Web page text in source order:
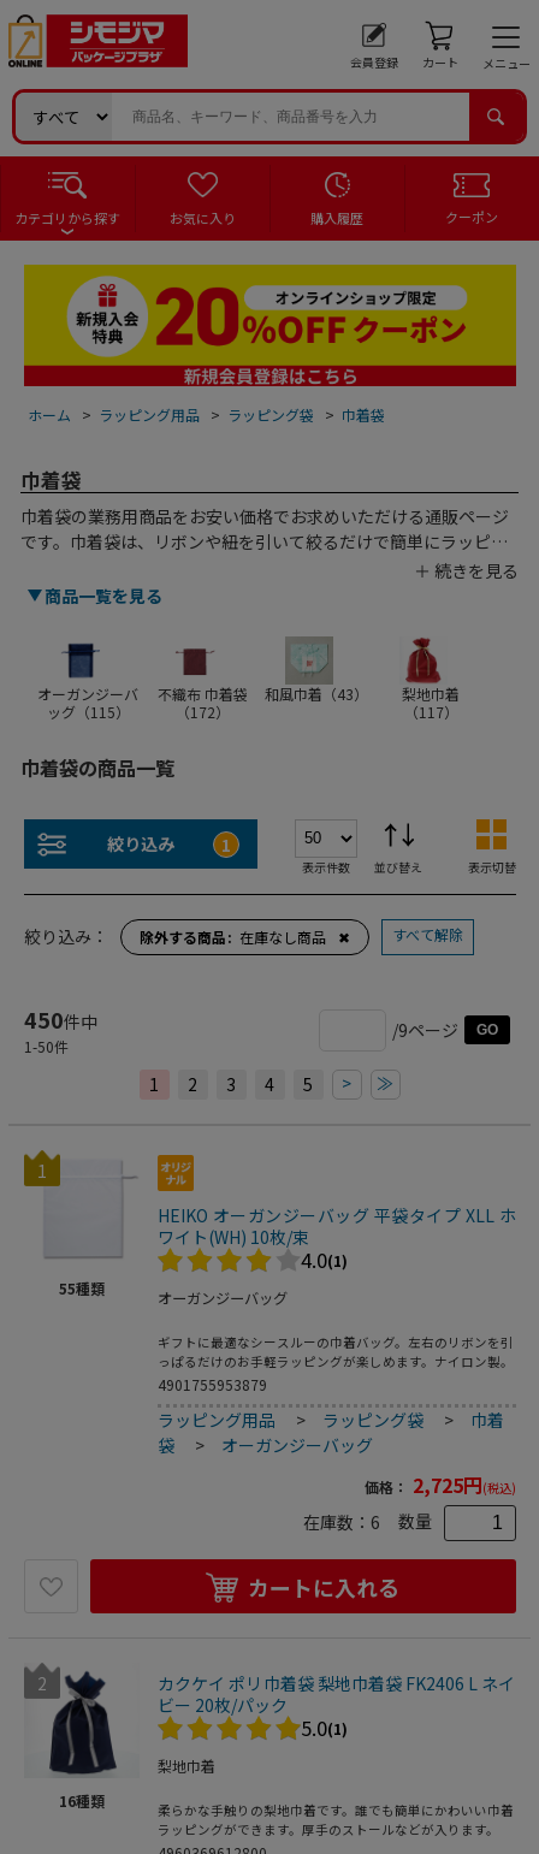
会員登録 カート メニュー
カテゴリから探す お気に入り 購入履歴 クーポン
ホーム > ラッピング用品 > ラッピング袋 > 巾着袋
巾着袋
巾着袋の業務用商品をお安い価格でお求めいただける通販ページ
です。巾着袋は、リボンや紐を引いて絞るだけで簡単にラッピン
グが完成する便利なギフト包装用資材です。シモジマではオリジ
ナルブランドHEIKOの製品を中心にお安い価格の巾着袋が揃って
れで人気のオーガンジーバッグもご用意。かわいいデザインから
大人っぽい色味まで品揃え豊富なので、お子様への誕生日プレゼ
ントや、手作りのハンドメイドギフトを入れることもできます。
また、小物入れにぴったりなサイズもご用意しているのでポーチ
で、業務用に大量購入するのもおすすめです。
商品一覧を見る
オーガンジーバ
ッグ（115）
不織布 巾着袋
（172）
和風巾着（43）
梨地巾着
（117）
巾着袋の商品一覧
絞り込み 1
表示件数 並び替え 表示切替
絞り込み： 除外する商品 在庫なし商品 ✖ すべて解除
450件中
1-50件
/9ページ GO
1 2 3 4 5 > ≫
1
55種類
HEIKO オーガンジーバッグ 平袋タイプ XLL ホ
ワイト(WH) 10枚/束
4.0(1)
オーガンジーバッグ
ギフトに最適なシースルーの巾着バッグ。左右のリボンを引
っぱるだけのお手軽ラッピングが楽しめます。ナイロン製。
4901755953879
ラッピング用品 > ラッピング袋 > 巾着
袋
> オーガンジーバッグ
価格： 2,725円(税込)
在庫数： 6 数量
カートに入れる
2
16種類
カクケイ ポリ巾着袋 梨地巾着袋 FK2406 L ネイ
ビー 20枚/パック
5.0(1)
梨地巾着
柔らかな手触りの梨地巾着です。誰でも簡単にかわいい巾着
ラッピングができます。厚手のストールなどが入ります。